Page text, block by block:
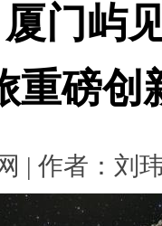
门屿
重磅创
| 作者：刘